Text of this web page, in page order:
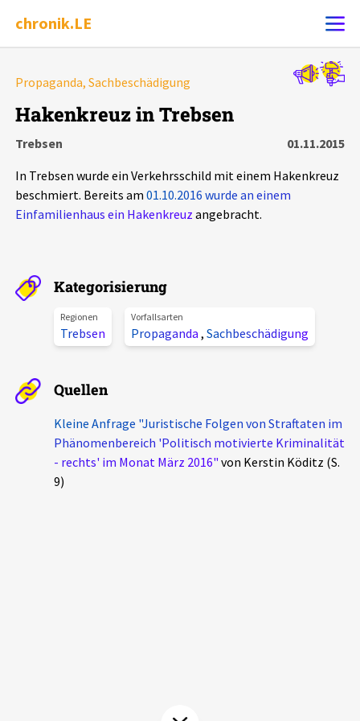
chronik.LE
Ereignis melden
Chronik
Dossiers
Schlaglichter
Phänomene
Aktuelles
Alle Beiträge
Veranstaltungen
Pressemitteilungen
Über uns
Projektbeschreibung
Propaganda, Sachbeschädigung
Hakenkreuz in Trebsen
Trebsen
01.11.2015
In Trebsen wurde ein Verkehrsschild mit einem Hakenkreuz
beschmiert. Bereits am 01.10.2016 wurde an einem
Einfamilienhaus ein Hakenkreuz angebracht.
Kategorisierung
Regionen
Trebsen
Vorfallsarten
Propaganda , Sachbeschädigung
Quellen
Kleine Anfrage "Juristische Folgen von Straftaten im
Phänomenbereich 'Politisch motivierte Kriminalität
- rechts' im Monat März 2016" von Kerstin Köditz (S.
9)
Alle Ereignisse
Ereignisse
Ereignisse
Exportieren Filter Erklärungen